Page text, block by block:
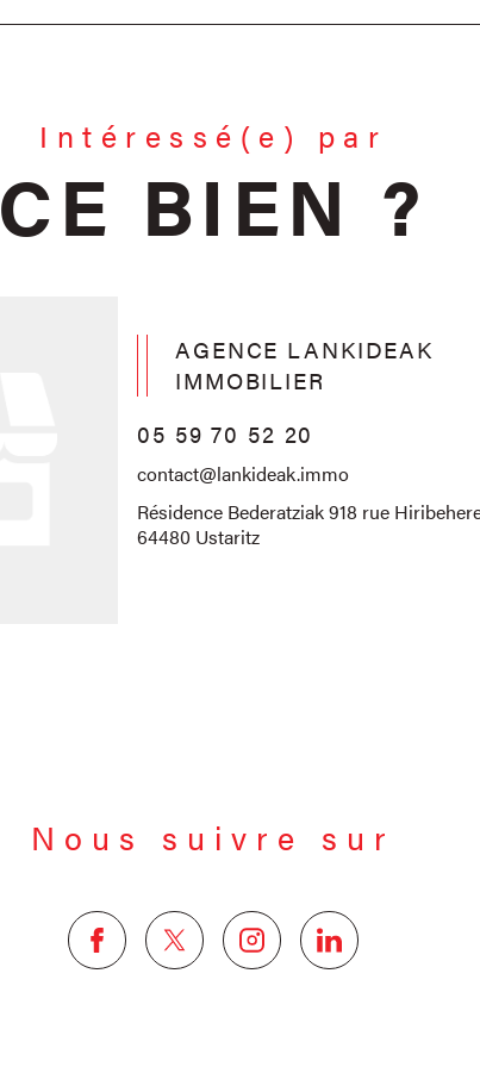
Intéressé(e) par
CE BIEN ?
AGENCE LANKIDEAK
IMMOBILIER
05 59 70 52 20
contact@lankideak.immo
Résidence Bederatziak 918 rue
64480 Ustaritz
Nous suivre sur